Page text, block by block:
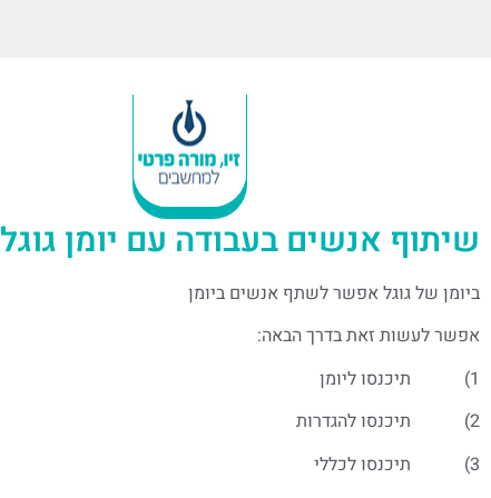
שיתוף אנשים בעבודה עם יומן גוגל
ביומן של גוגל אפשר לשתף אנשים ביומן
אפשר לעשות זאת בדרך הבאה:
1) תיכנסו ליומן
2) תיכנסו להגדרות
3) תיכנסו לכללי